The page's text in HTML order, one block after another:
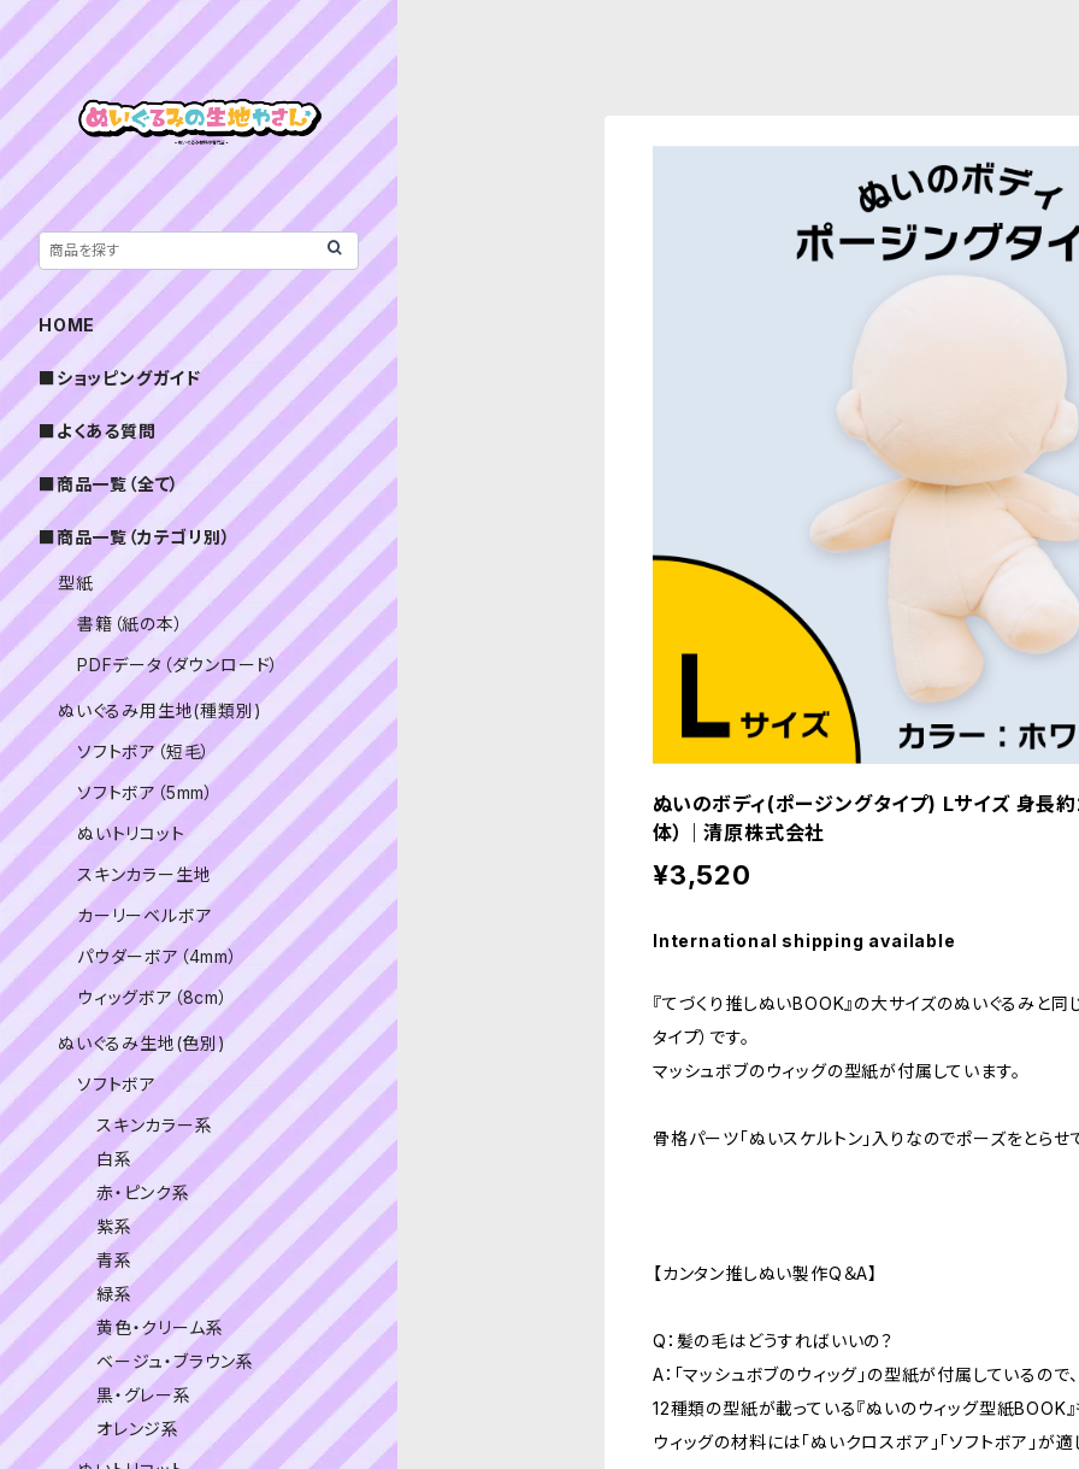
ぬいのボディ(ポージングタイプ) Lサイズ 身長
体）｜清原株式会社
¥3,520
International shipping available
『てづくり推しぬいBOOK』の大サイズのぬいぐるみと
タイプ）です。
マッシュボブのウィッグの型紙が付属しています。
骨格パーツ「ぬいスケルトン」入りなのでポーズをとらせ
【カンタン推しぬい製作Q＆A】
Q：髪の毛はどうすればいいの？
A：「マッシュボブのウィッグ」の型紙が付属しているので
12種類の型紙が載っている『ぬいのウィッグ型紙BOOK』
ウィッグの材料には「ぬいクロスボア」「ソフトボア」が適
HOME
■ショッピングガイド
■よくある質問
■商品一覧（全て）
■商品一覧（カテゴリ別）
型紙
書籍（紙の本）
PDFデータ（ダウンロード）
ぬいぐるみ用生地(種類別)
ソフトボア（短毛）
ソフトボア（5mm）
ぬいトリコット
スキンカラー生地
カーリーベルボア
パウダーボア（4mm）
ウィッグボア（8cm）
ぬいぐるみ生地(色別)
ソフトボア
スキンカラー系
白系
赤・ピンク系
紫系
青系
緑系
黄色・クリーム系
ベージュ・ブラウン系
黒・グレー系
オレンジ系